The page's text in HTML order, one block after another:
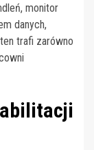
monitor
danych,
trafi zarówno